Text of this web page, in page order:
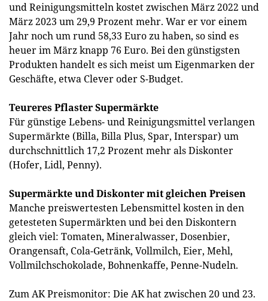
und Reinigungsmitteln kostet zwischen März 2022 und
März 2023 um 29,9 Prozent mehr. War er vor einem
Jahr noch um rund 58,33 Euro zu haben, so sind es
heuer im März knapp 76 Euro. Bei den günstigsten
Produkten handelt es sich meist um Eigenmarken der
Geschäfte, etwa Clever oder S-Budget.
Teureres Pflaster Supermärkte
Für günstige Lebens- und Reinigungsmittel verlangen
Supermärkte (Billa, Billa Plus, Spar, Interspar) um
durchschnittlich 17,2 Prozent mehr als Diskonter
(Hofer, Lidl, Penny).
Supermärkte und Diskonter mit gleichen Preisen
Manche preiswertesten Lebensmittel kosten in den
getesteten Supermärkten und bei den Diskontern
gleich viel: Tomaten, Mineralwasser, Dosenbier,
Orangensaft, Cola-Getränk, Vollmilch, Eier, Mehl,
Vollmilchschokolade, Bohnenkaffe, Penne-Nudeln.
Zum AK Preismonitor: Die AK hat zwischen 20 und 23.